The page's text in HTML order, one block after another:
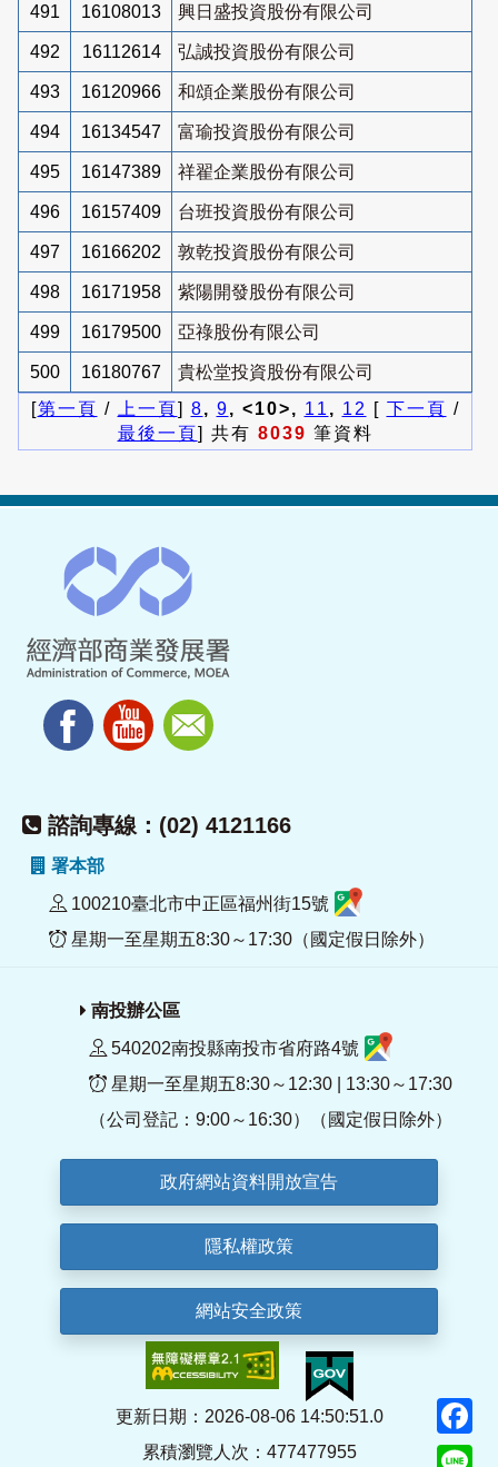
491 16108013 興日盛投資股份有限公司
492 16112614 弘誠投資股份有限公司
493 16120966 和頌企業股份有限公司
494 16134547 富瑜投資股份有限公司
495 16147389 祥翟企業股份有限公司
496 16157409 台班投資股份有限公司
497 16166202 敦乾投資股份有限公司
498 16171958 紫陽開發股份有限公司
499 16179500 亞祿股份有限公司
500 16180767
貴松堂投資股份有限公司
[第一頁 / 上一頁] 8, 9, <10>, 11 , 12 [ 下一頁 /
最後一頁] 共有 8039 筆資料
諮詢專線：(02) 4121166
署本部
100210臺北市中正區福州街15號
星期一至星期五8:30～17:30（國定假日除外）
南投辦公區
540202南投縣南投市省府路4號
星期一至星期五8:30～12:30 | 13:30～17:30
（公司登記：9:00～16:30）（國定假日除外）
政府網站資料開放宣告
隱私權政策
網站安全政策
更新日期：2026-08-06 14:50:51.0
累積瀏覽人次：477477955